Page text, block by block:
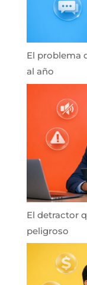
El problema
al año
El detractor
peligroso